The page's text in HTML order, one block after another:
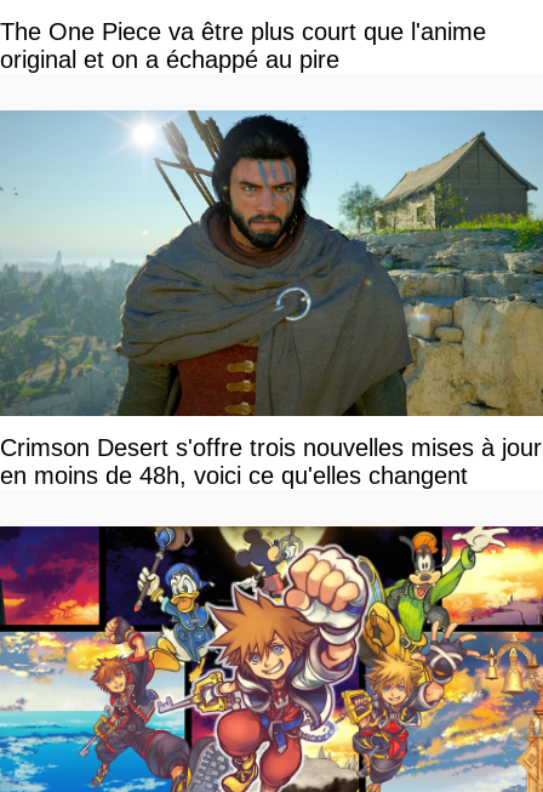
The One Piece va être plus court que l'anime
original et on a échappé au pire
Crimson Desert s'offre trois nouvelles mises à jour
en moins de 48h, voici ce qu'elles changent